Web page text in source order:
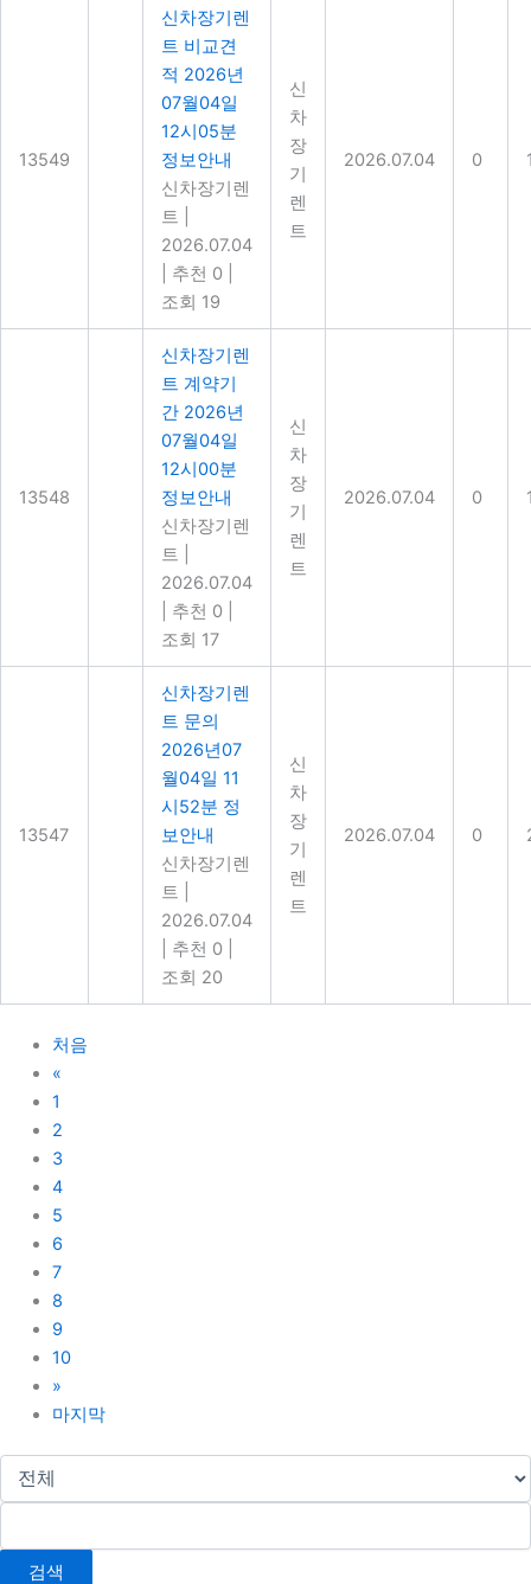
13549
신차장기렌
트 비교견
적 2026년
07월04일
12시05분
정보안내
신차장기렌
트
2026.07.04
추천 0
조회 19
신
차
장
기
렌
트
2026.07.04 0
13548
신차장기렌
트 계약기
간 2026년
07월04일
12시00분
정보안내
신차장기렌
트
2026.07.04
추천 0
조회 17
신
차
장
기
렌
트
2026.07.04 0
13547
신차장기렌
트 문의
2026년07
월04일 11
시52분 정
보안내
신차장기렌
트
2026.07.04
추천 0
조회 20
신
차
장
기
렌
트
2026.07.04 0
처음
«
1
2
3
4
5
6
7
8
9
10
»
마지막
검색